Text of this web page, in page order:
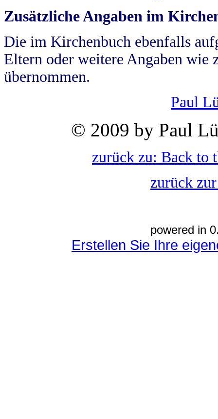
Zusätzliche Angaben im
Die im Kirchenbuch ebenfalls
Eltern oder weitere Angaben wie
übernommen.
Paul
© 2009 by Paul
zurück zu: Back to
zurück
powered in
Erstellen Sie Ihre